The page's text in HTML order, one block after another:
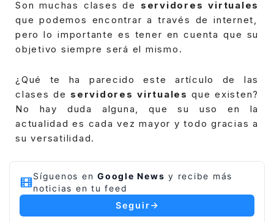
Son muchas clases de servidores virtuales
que podemos encontrar a través de internet,
pero lo importante es tener en cuenta que su
objetivo siempre será el mismo.
¿Qué te ha parecido este artículo de las
clases de servidores virtuales que existen?
No hay duda alguna, que su uso en la
actualidad es cada vez mayor y todo gracias a
su versatilidad.
Síguenos en Google News y recibe más
noticias en tu feed
Seguir